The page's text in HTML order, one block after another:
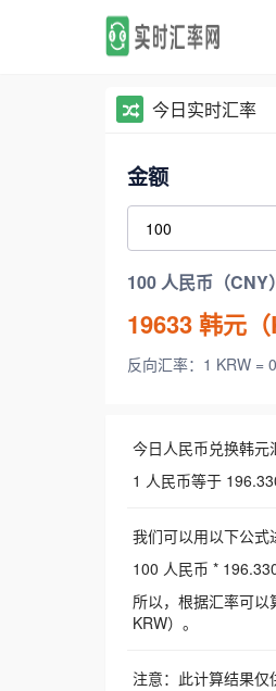
今日实时汇率
金额
100 人民币（CNY
19633韩元（
反向汇率：1 KRW =
今日人民币兑换韩元
1 人民币等于
我们可以用以下公式
100 人民币 *
所以，根据汇率可
KRW）。
注意：此计算结果仅